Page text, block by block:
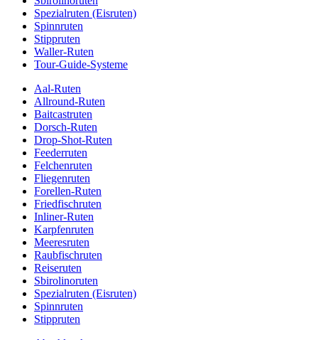
Spezialruten (Eisruten)
Spinnruten
Stippruten
Waller-Ruten
Tour-Guide-Systeme
Aal-Ruten
Allround-Ruten
Baitcastruten
Dorsch-Ruten
Drop-Shot-Ruten
Feederruten
Felchenruten
Fliegenruten
Forellen-Ruten
Friedfischruten
Inliner-Ruten
Karpfenruten
Meeresruten
Raubfischruten
Reiseruten
Sbirolinoruten
Spezialruten (Eisruten)
Spinnruten
Stippruten